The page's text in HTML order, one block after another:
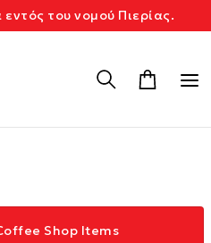
του νομού Πιερίας.
Shop Items